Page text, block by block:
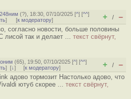
(?), 18:30, 07/10/2025 [^] [^^]
] [к модератору] + / –
согласно новости, больше половины
лисой так и делает ... текст свёрнут,
(65), 19:50, 07/10/2025 [^] [^^]
] [↓] [к модератору] + / –
адово тормозит Настолько адово, что
ютуб скорее ... текст свёрнут,